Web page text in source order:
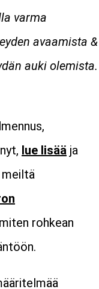
varma
avaamista &
auki olemista.
lue lisää ja
meiltä
rohkean